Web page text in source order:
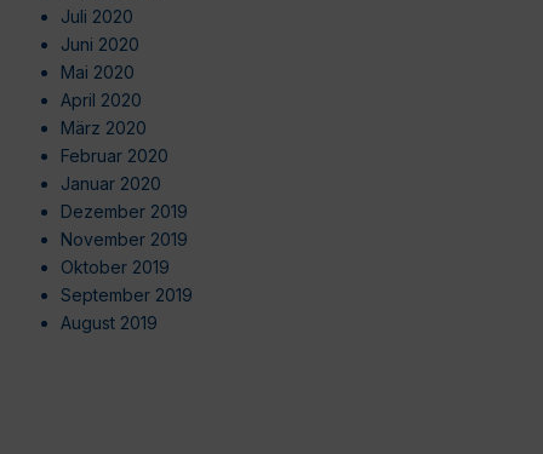
Juli 2020
Juni 2020
Mai 2020
April 2020
März 2020
Februar 2020
Januar 2020
Dezember 2019
November 2019
Oktober 2019
September 2019
August 2019